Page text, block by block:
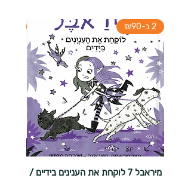
2 ב-₪90
מיראבל 7 לוקחת את הענינים בידיים /